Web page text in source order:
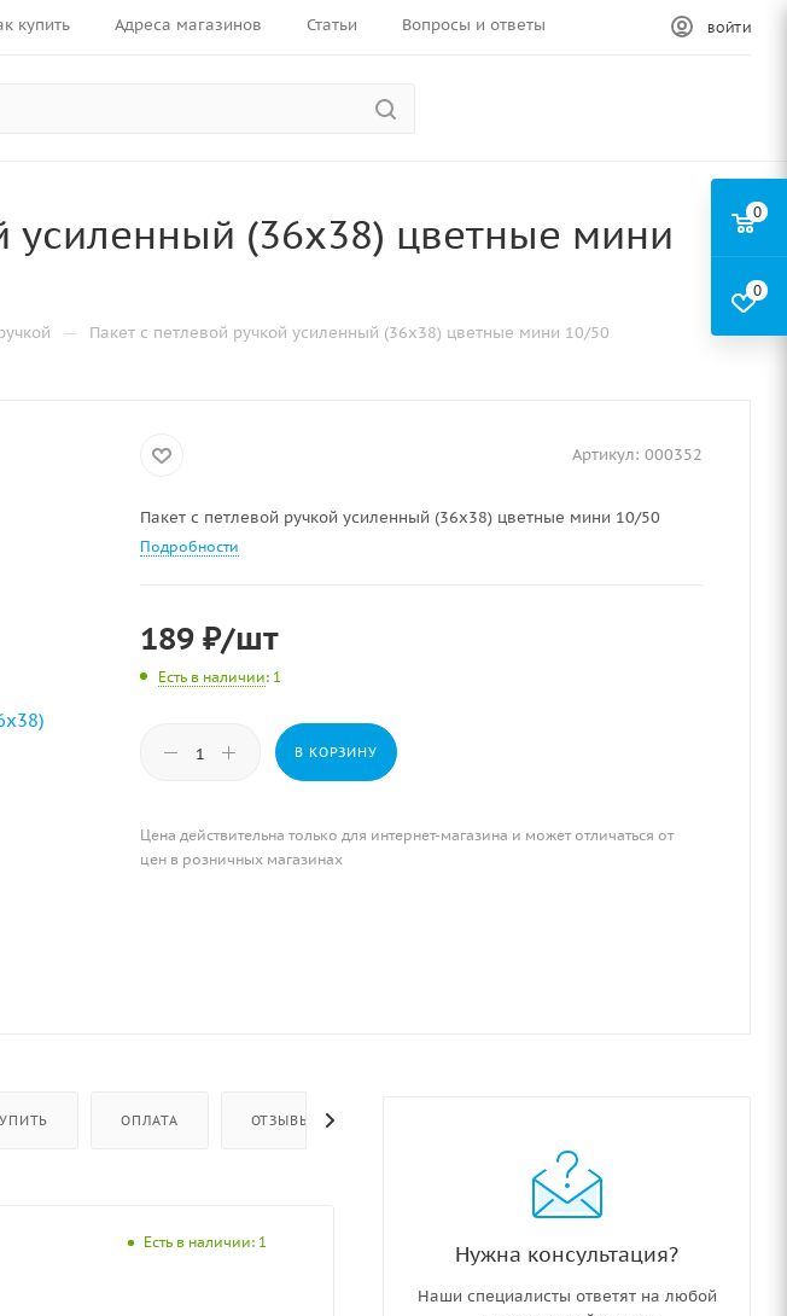
купить Адреса магазинов Статьи Вопросы и ответы ВОЙТИ
усиленный (36х38) цветные мини
— Пакет с петлевой ручкой усиленный (36х38) цветные мини 10/50
Артикул: 000352
Пакет с петлевой ручкой усиленный (36х38) цветные мини 10/50
Подробности
189₽/шт
Есть в наличии: 1
В КОРЗИНУ
Цена действительна только для интернет-магазина и может отличаться от
цен в розничных магазинах
ОПЛАТА ОТЗЫВЫ
Есть в наличии: 1 Нужна консультация?
Наши специалисты ответят на любой
0
0